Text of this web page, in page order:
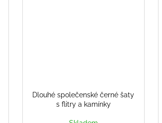
Dlouhé společenské černé šaty
s flitry a kamínky